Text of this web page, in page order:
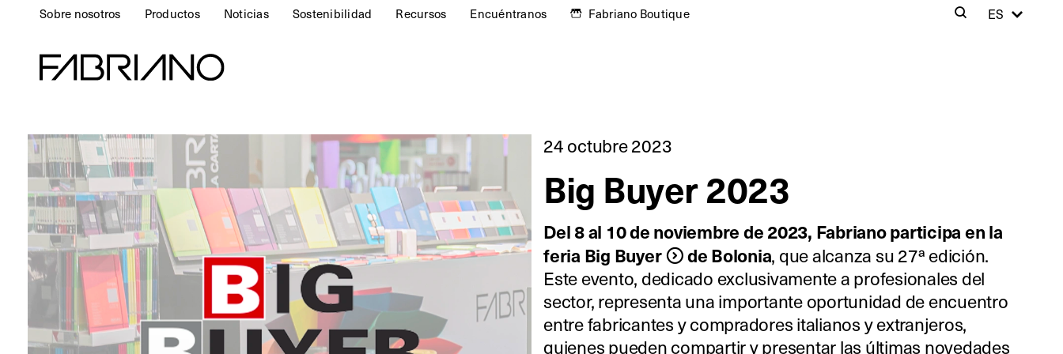
Sobre nosotros Productos Noticias Sostenibilidad Recursos Encuéntranos Fabriano Boutique ES
24 octubre 2023
Big Buyer 2023
Del 8 al 10 de noviembre de 2023, Fabriano participa en la
feria Big Buyer de Bolonia, que alcanza su 27ª edición.
Este evento, dedicado exclusivamente a profesionales del
sector, representa una importante oportunidad de encuentro
entre fabricantes y compradores italianos y extranjeros,
quienes pueden compartir y presentar las últimas novedades